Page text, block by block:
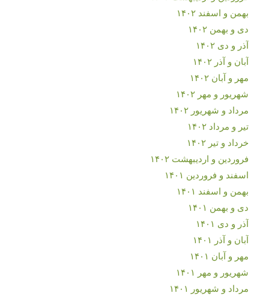
بهمن و اسفند ۱۴۰۲
دی و بهمن ۱۴۰۲
آذر و دی ۱۴۰۲
آبان و آذر ۱۴۰۲
مهر و آبان ۱۴۰۲
شهریور و مهر ۱۴۰۲
مرداد و شهریور ۱۴۰۲
تیر و مرداد ۱۴۰۲
خرداد و تیر ۱۴۰۲
فروردین و اردیبهشت ۱۴۰۲
اسفند و فروردین ۱۴۰۱
بهمن و اسفند ۱۴۰۱
دی و بهمن ۱۴۰۱
آذر و دی ۱۴۰۱
آبان و آذر ۱۴۰۱
مهر و آبان ۱۴۰۱
شهریور و مهر ۱۴۰۱
مرداد و شهریور ۱۴۰۱